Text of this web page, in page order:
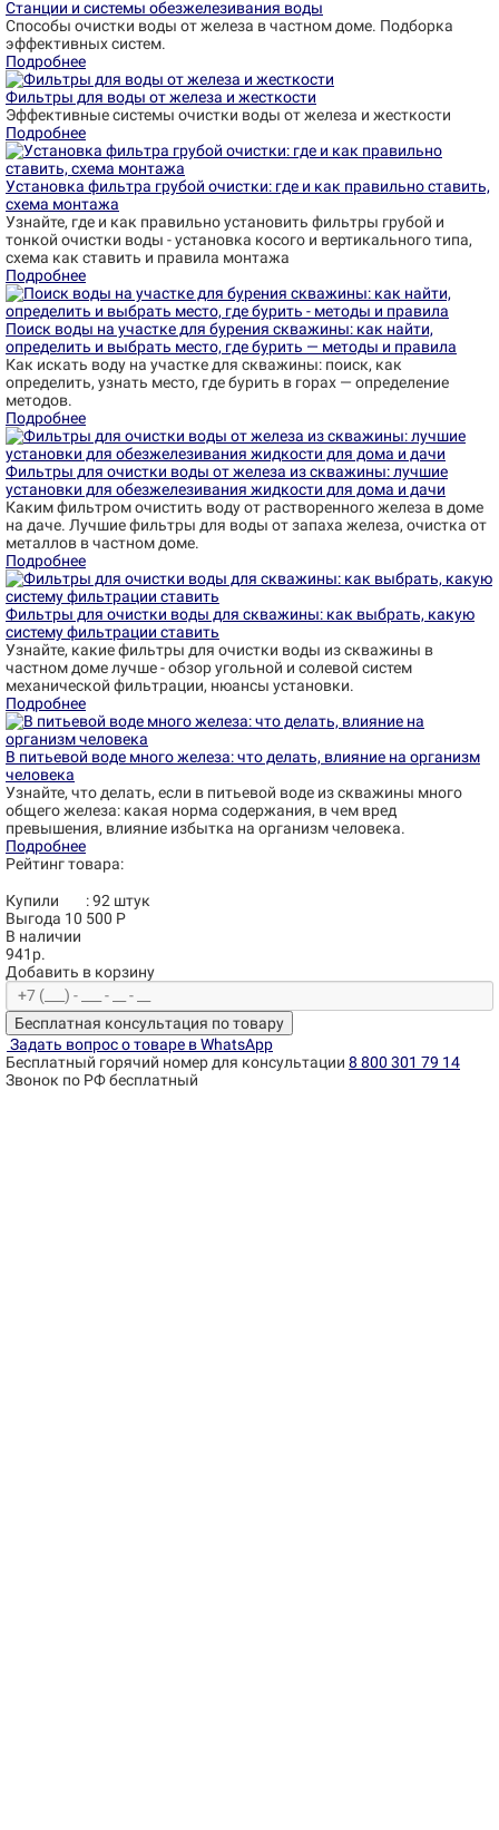
Станции и системы обезжелезивания воды
Способы очистки воды от железа в частном доме. Подборка
эффективных систем.
Подробнее
Фильтры для воды от железа и жесткости
Эффективные системы очистки воды от железа и жесткости
Подробнее
Установка фильтра грубой очистки: где и как правильно ставить,
схема монтажа
Узнайте, где и как правильно установить фильтры грубой и
тонкой очистки воды - установка косого и вертикального типа,
схема как ставить и правила монтажа
Подробнее
Поиск воды на участке для бурения скважины: как найти,
определить и выбрать место, где бурить — методы и правила
Как искать воду на участке для скважины: поиск, как
определить, узнать место, где бурить в горах — определение
методов.
Подробнее
Фильтры для очистки воды от железа из скважины: лучшие
установки для обезжелезивания жидкости для дома и дачи
Каким фильтром очистить воду от растворенного железа в доме
на даче. Лучшие фильтры для воды от запаха железа, очистка от
металлов в частном доме.
Подробнее
Фильтры для очистки воды для скважины: как выбрать, какую
систему фильтрации ставить
Узнайте, какие фильтры для очистки воды из скважины в
частном доме лучше - обзор угольной и солевой систем
механической фильтрации, нюансы установки.
Подробнее
В питьевой воде много железа: что делать, влияние на организм
человека
Узнайте, что делать, если в питьевой воде из скважины много
общего железа: какая норма содержания, в чем вред
превышения, влияние избытка на организм человека.
Подробнее
Рейтинг товара:
Купили :92 штук
Выгода 10 500 Р
В наличии
941р.
Добавить в корзину
Бесплатная консультация по товару
Задать вопрос о товаре в WhatsApp
Бесплатный горячий номер для консультации 8 800 301 79 14
Звонок по РФ бесплатный